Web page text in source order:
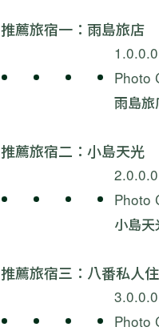
推薦旅宿一：雨島旅店
Photo
雨島旅
推薦旅宿二：小島天光
Photo
小島天
推薦旅宿三：八番私人
Photo